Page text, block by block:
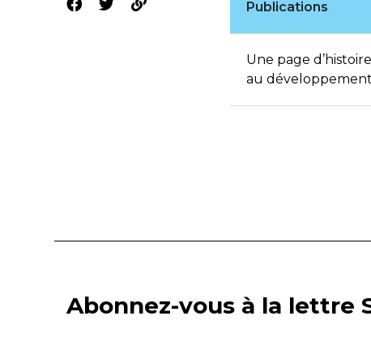
Publications
Une page
au développement
Abonnez-vous à la lettre